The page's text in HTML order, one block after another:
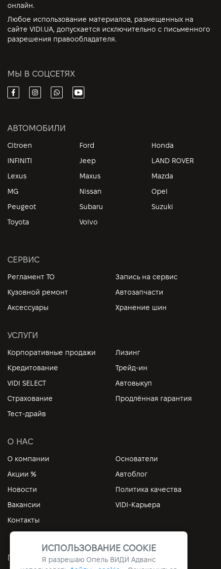
онлайн.
Любое использование материалов, размещенных на
сайте VIDI.UA, допускается исключительно с письменного
разрешения правообладателя.
МЫ В СОЦСЕТЯХ
АВТОМОБИЛИ
Citroen Ford
Honda
INFINITI
Jeep
LAND ROVER
Lexus
Maxus
Mazda
MG
Nissan
Opel
Peugeot
Subaru
Suzuki
Toyota
Volvo
СЕРВИС
Регламент ТО
Запись на сервис
Кузовной ремонт
Автозапчасти
Аксессуары
Хранение шин
УСЛУГИ
Корпоративные продажи
Лизинг
Кредитование
Трейд-ин
VIDI SELECT
Автовыкуп
Страхование
Продлённая гарантия
Тест-драйв
О НАС
О компании
Основатели
Акции %
Автоблог
Новости
Политика качества
Вакансии
VIDI-Карьера
Контакты
ПОЛЕЗНЫЕ ССЫЛКИ
ИСПОЛЬЗОВАНИЕ COOKIE
Я разрешаю Опель ВИДИ Адванс